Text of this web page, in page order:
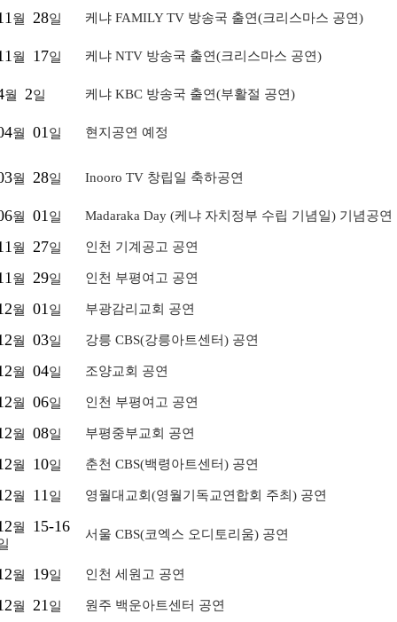
월 28일 케냐 FAMILY TV 방송국 출연(크리스마스 공연)
월 17일 케냐 NTV 방송국 출연(크리스마스 공연)
월 2일 케냐 KBC 방송국 출연(부활절 공연)
월 01일 현지공연 예정
월 28일 Inooro TV 창립일 축하공연
월 01일 Madaraka Day (케냐 자치정부 수립 기념일) 기념공연
월 27일 인천 기계공고 공연
월 29일 인천 부평여고 공연
월 01일 부광감리교회 공연
월 03일 강릉 CBS(강릉아트센터) 공연
월 04일 조양교회 공연
월 06일 인천 부평여고 공연
월 08일 부평중부교회 공연
월 10일 춘천 CBS(백령아트센터) 공연
월 11일 영월대교회(영월기독교연합회 주최) 공연
월 15-16 서울 CBS(코엑스 오디토리움) 공연
월 19일 인천 세원고 공연
월 21일 원주 백운아트센터 공연